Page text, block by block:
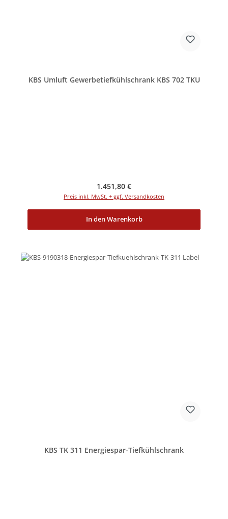
KBS Umluft Gewerbetiefkühlschrank KBS 702 TKU
Regulärer Preis:
1.451,80 €
Preis inkl. MwSt. + ggf. Versandkosten
In den Warenkorb
KBS TK 311 Energiespar-Tiefkühlschrank